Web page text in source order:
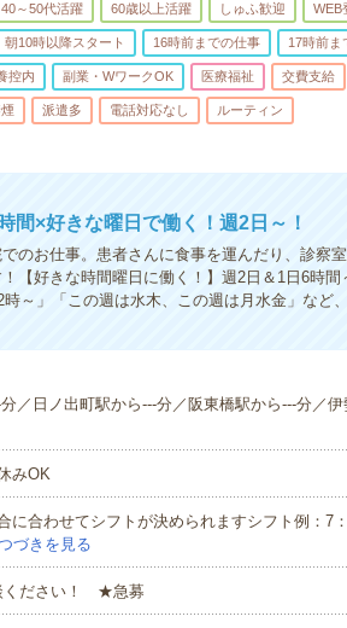
40～50代活躍 60歳以上活躍 しゅふ歓迎 WEB
朝10時以降スタート 16時前までの仕事 17時前ま
控内 副業・WワークOK 医療福祉 交費支給
派遣多 電話対応なし ルーティン
間×好きな曜日で働く！週2日～！
のお仕事。患者さんに食事を運んだり、診察
【好きな時間曜日に働く！】週2日＆1日6時間
～」「この週は水木、この週は月水金」など
／日ノ出町駅から---分／阪東橋駅から---分／
みOK
合わせてシフトが決められますシフト例：7
づきを見る
ください！ ★急募